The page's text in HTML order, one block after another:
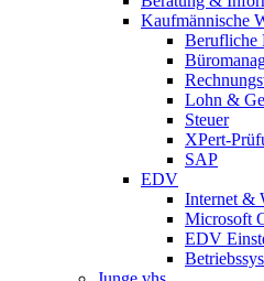
Kaufmännische
Berufliche
Lohn &
Steuer
XPert-
SAP
EDV
Internet &
Microsoft
EDV